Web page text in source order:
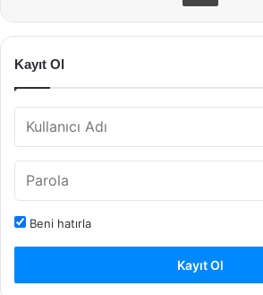
Kayıt Ol
Beni hatırla
Kayıt Ol